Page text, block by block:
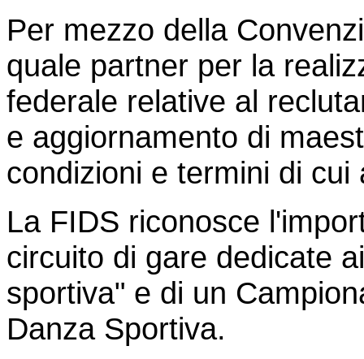
Per mezzo della
quale partner per la
federale relative al
e aggiornamento di
condizioni e termini di cui
La FIDS riconosce
circuito di gare dedicate
sportiva" e di un
Danza Sportiva.